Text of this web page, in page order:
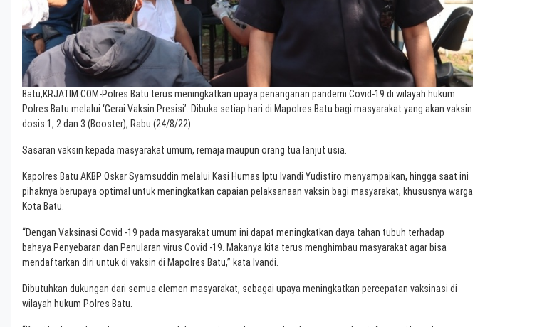
Batu,KRJATIM.COM-Polres Batu terus meningkatkan upaya penanganan pandemi Covid-19 di wilayah hukum
Polres Batu melalui ‘Gerai Vaksin Presisi’. Dibuka setiap hari di Mapolres Batu bagi masyarakat yang akan vaksin
dosis 1, 2 dan 3 (Booster), Rabu (24/8/22).
Sasaran vaksin kepada masyarakat umum, remaja maupun orang tua lanjut usia.
Kapolres Batu AKBP Oskar Syamsuddin melalui Kasi Humas Iptu Ivandi Yudistiro menyampaikan, hingga saat ini
pihaknya berupaya optimal untuk meningkatkan capaian pelaksanaan vaksin bagi masyarakat, khususnya warga
Kota Batu.
“Dengan Vaksinasi Covid -19 pada masyarakat umum ini dapat meningkatkan daya tahan tubuh terhadap
bahaya Penyebaran dan Penularan virus Covid -19. Makanya kita terus menghimbau masyarakat agar bisa
mendaftarkan diri untuk di vaksin di Mapolres Batu,” kata Ivandi.
Dibutuhkan dukungan dari semua elemen masyarakat, sebagai upaya meningkatkan percepatan vaksinasi di
wilayah hukum Polres Batu.